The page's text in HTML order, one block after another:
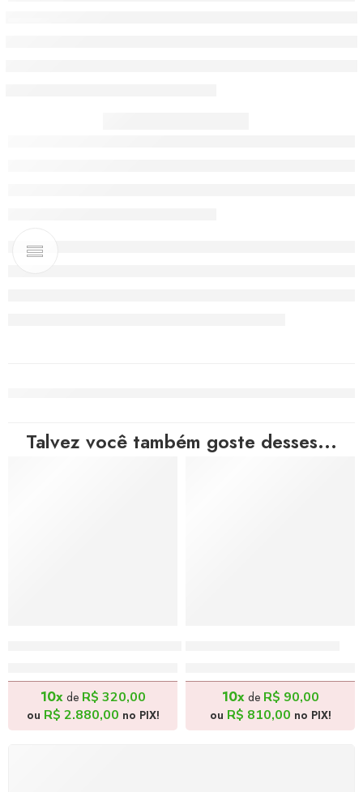
Talvez você também goste desses...
10xde R$ 320,00
ou R$ 2.880,00 no PIX!
10xde R$ 90,00
ou R$ 810,00 no PIX!